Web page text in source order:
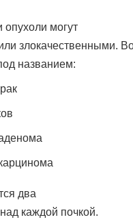
опухоли могут
злокачественными.
названием:
два
каждой почкой.